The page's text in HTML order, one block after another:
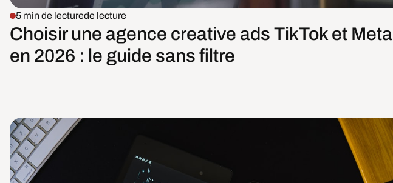
5 min de lecturede lecture
Choisir une agence creative ads TikTok et Meta
en 2026 : le guide sans filtre